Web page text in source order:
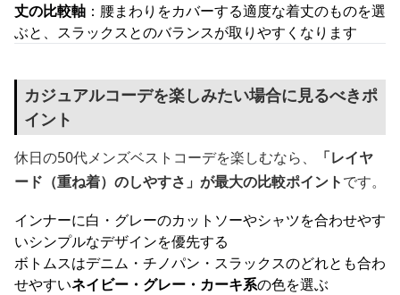
丈の比較軸 ：腰まわりをカバーする適度な着丈のものを選
ぶと、スラックスとのバランスが取りやすくなります
カジュアルコーデを楽しみたい場合に見るべきポ
イント
休日の50代メンズベストコーデを楽しむなら、
「レイヤ
ード（重ね着）のしやすさ」が最大の比較ポイントです。
インナーに白・グレーのカットソーやシャツを合わせやす
いシンプルなデザインを優先する
ボトムスはデニム・チノパン・スラックスのどれとも合わ
せやすいネイビー・グレー・カーキ系の色を選ぶ